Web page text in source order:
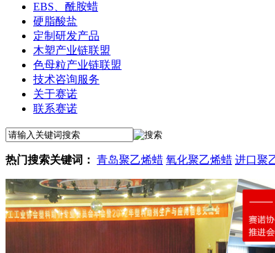
EBS、酰胺蜡
硬脂酸盐
定制研发产品
木塑产业链联盟
色母粒产业链联盟
技术咨询服务
关于赛诺
联系赛诺
热门搜索关键词： 青岛聚乙烯蜡 氧化聚乙烯蜡 进口聚